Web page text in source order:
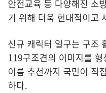
안전교육 등 다양해진 소
기 위해 더욱 현대적이고
신규 캐릭터 일구는 구조
119구조견의 이미지를
이름 추천까지 국민이 직
하다.